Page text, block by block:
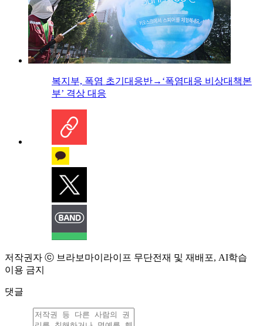
복지부, 폭염 초기대응반→‘폭염대응 비상대책본
부’ 격상 대응
저작권자 ⓒ 브라보마이라이프 무단전재 및 재배포, AI학습
이용 금지
댓글